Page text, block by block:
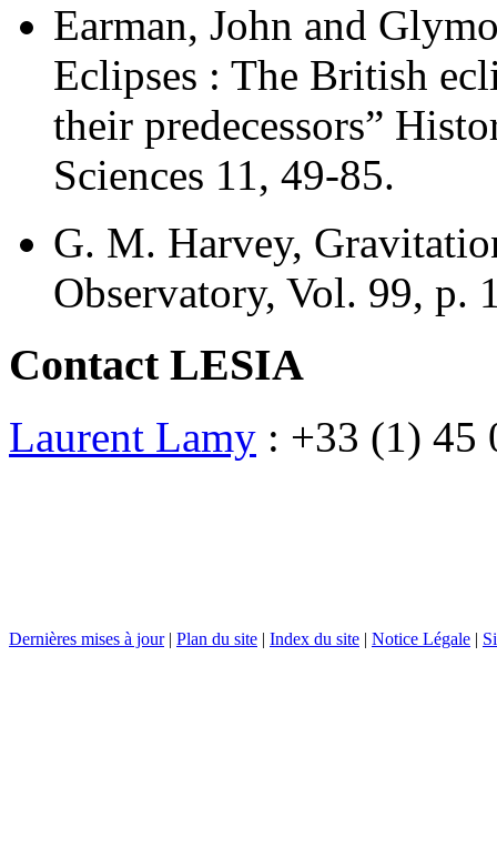
Earman, John and
Eclipses : The British
their predecessors”
Sciences 11, 49-85.
G. M. Harvey,
Observatory, Vol. 99, p.
Contact LESIA
Laurent Lamy : +33 (1) 45
Dernières mises à jour| Plan du site | Index du site | Notice Légale |